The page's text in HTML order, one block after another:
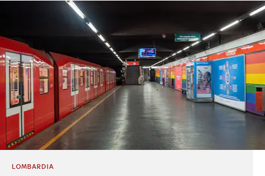
LOMBARDIA